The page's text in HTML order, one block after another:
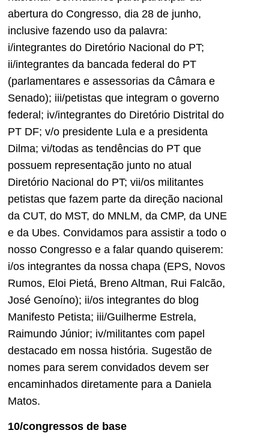
abertura do Congresso, dia 28 de junho,
inclusive fazendo uso da palavra:
i/integrantes do Diretório Nacional do PT;
ii/integrantes da bancada federal do PT
(parlamentares e assessorias da Câmara e
Senado); iii/petistas que integram o governo
federal; iv/integrantes do Diretório Distrital do
PT DF; v/o presidente Lula e a presidenta
Dilma; vi/todas as tendências do PT que
possuem representação junto no atual
Diretório Nacional do PT; vii/os militantes
petistas que fazem parte da direção nacional
da CUT, do MST, do MNLM, da CMP, da UNE
e da Ubes. Convidamos para assistir a todo o
nosso Congresso e a falar quando quiserem:
i/os integrantes da nossa chapa (EPS, Novos
Rumos, Eloi Pietá, Breno Altman, Rui Falcão,
José Genoíno); ii/os integrantes do blog
Manifesto Petista; iii/Guilherme Estrela,
Raimundo Júnior; iv/militantes com papel
destacado em nossa história. Sugestão de
nomes para serem convidados devem ser
encaminhados diretamente para a Daniela
Matos.
10/congressos de base